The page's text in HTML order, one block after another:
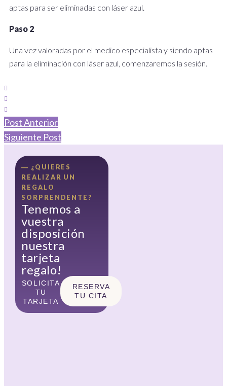
aptas para ser eliminadas con láser azul.
Paso 2
Una vez valoradas por el medico especialista y siendo aptas
para la eliminación con láser azul, comenzaremos la sesión.
Post Anterior
Siguiente Post
― ¿QUIERES
REALIZAR UN
REGALO
SORPRENDENTE?
Tenemos a
vuestra
disposición
nuestra
tarjeta
regalo!
SOLICITA
TU
TARJETA
RESERVA
TU CITA